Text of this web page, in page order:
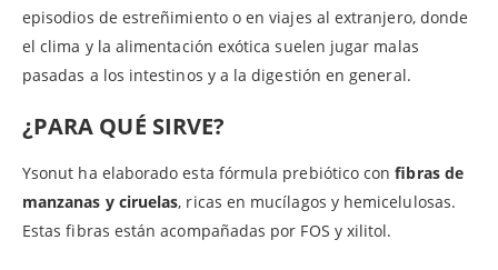
episodios de estreñimiento o en viajes al extranjero, donde
el clima y la alimentación exótica suelen jugar malas
pasadas a los intestinos y a la digestión en general.
¿PARA QUÉ SIRVE?
Ysonut ha elaborado esta fórmula prebiótico conﬁbras de
manzanas y ciruelas, ricas en mucílagos y hemicelulosas.
Estas fibras están acompañadas por FOS y xilitol.